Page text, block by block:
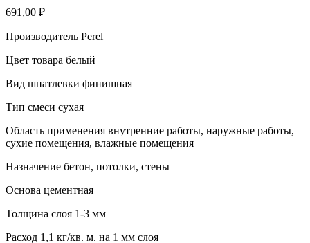
691,00 ₽
Производитель Perel
Цвет товара белый
Вид шпатлевки финишная
Тип смеси сухая
Область применения внутренние работы, наружные работы,
сухие помещения, влажные помещения
Назначение бетон, потолки, стены
Основа цементная
Толщина слоя 1-3 мм
Расход 1,1 кг/кв. м. на 1 мм слоя